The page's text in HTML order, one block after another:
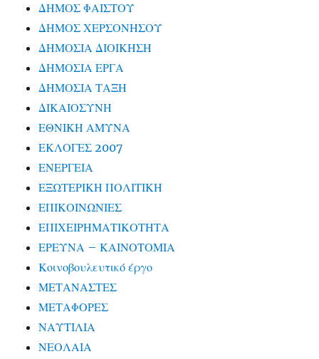
ΔΗΜΟΣ ΦΑΙΣΤΟΥ
ΔΗΜΟΣ ΧΕΡΣΟΝΗΣΟΥ
ΔΗΜΟΣΙΑ ΔΙΟΙΚΗΣΗ
ΔΗΜΟΣΙΑ ΕΡΓΑ
ΔΗΜΟΣΙΑ ΤΑΞΗ
ΔΙΚΑΙΟΣΥΝΗ
ΕΘΝΙΚΗ ΑΜΥΝΑ
ΕΚΛΟΓΕΣ 2007
ΕΝΕΡΓΕΙΑ
ΕΞΩΤΕΡΙΚΗ ΠΟΛΙΤΙΚΗ
ΕΠΙΚΟΙΝΩΝΙΕΣ
ΕΠΙΧΕΙΡΗΜΑΤΙΚΟΤΗΤΑ
ΕΡΕΥΝΑ – ΚΑΙΝΟΤΟΜΙΑ
Κοινοβουλευτικό έργο
ΜΕΤΑΝΑΣΤΕΣ
ΜΕΤΑΦΟΡΕΣ
ΝΑΥΤΙΛΙΑ
ΝΕΟΛΑΙΑ